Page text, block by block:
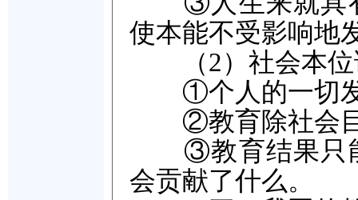
使本能不受影响地
（2）社会本位
①个人的一切发
②教育除社会目
③教育结果只能
会贡献了什么。